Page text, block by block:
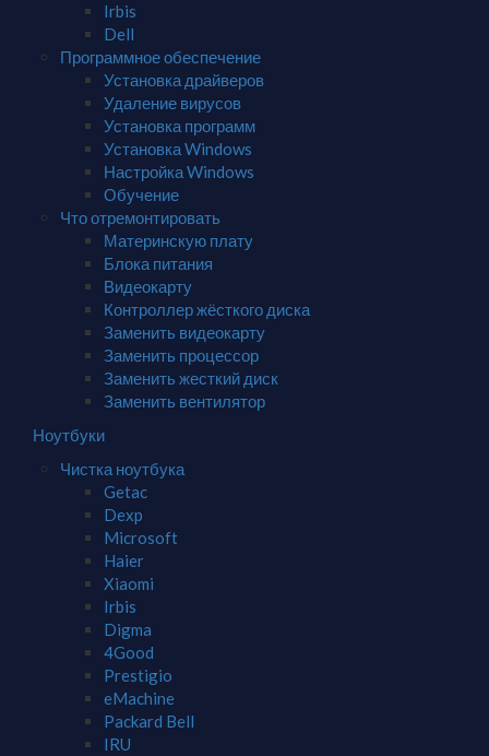
Irbis
Dell
Программное обеспечение
Установка драйверов
Удаление вирусов
Установка программ
Установка Windows
Настройка Windows
Обучение
Что отремонтировать
Материнскую плату
Блока питания
Видеокарту
Контроллер жёсткого диска
Заменить видеокарту
Заменить процессор
Заменить жесткий диск
Заменить вентилятор
Ноутбуки
Чистка ноутбука
Getac
Dexp
Microsoft
Haier
Xiaomi
Irbis
Digma
4Good
Prestigio
eMachine
Packard Bell
IRU